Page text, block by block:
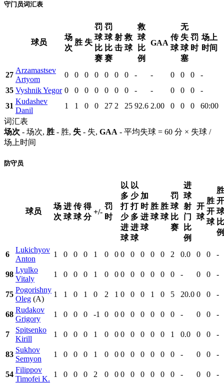
守门员词汇表
球员
场
次
胜 失
罚
球
比
赛
罚
球
比
赛
射
击
救
球
救
球
比
例
GAA
传
球
无
失
球
塞
罚
时
场上
时间
27
Arzamastsev
Artyom
0 0 0 0 0 0 0 - - 0 0 0
-
35 Vyshnik Yegor 0 0 0 0 0 0 0 - - 0 0 0
-
31
Kudashev
Danil
1 1 0 0 27 2 25 92.6 2.00 0 0 0
60:00
词汇表
场次 - 场次, 胜 - 胜, 失 - 失, GAA - 平均失球 = 60 分 × 失球 /
场上时间
防守员
球员
场
次
进
球
传
球
得
分
+/-
罚
时
以
多
打
少
进
球
以
少
打
多
进
球
加
时
进
球
胜
球
胜
球
罚
球
比
赛
进
球
射
门
比
例
开
球
胜
开
球
胜
开
球
比
例
6
Lukichyov
Anton
1 0 0 0 1 0 0 0 0 0 0 0 2 0.0 0 0 -
98
Lyulko
Vitaly
1 0 0 0 1 0 0 0 0 0 0 0 0 - 0 0 -
75
Pogorishny
Oleg (A)
1 1 0 1 0 2 1 0 0 0 1 0 5 20.0 0 0 -
68
Rudakov
Grigory
1 0 0 0 -1 0 0 0 0 0 0 0 0 - 0 0 -
7
Spitsenko
Kirill
1 0 0 0 1 0 0 0 0 0 0 0 1 0.0 0 0 -
83
Sukhov
Semyon
1 0 0 0 1 0 0 0 0 0 0 0 0 - 0 0 -
54
Filippov
Timofei K.
1 0 0 0 2 0 0 0 0 0 0 0 0 - 0 0 -